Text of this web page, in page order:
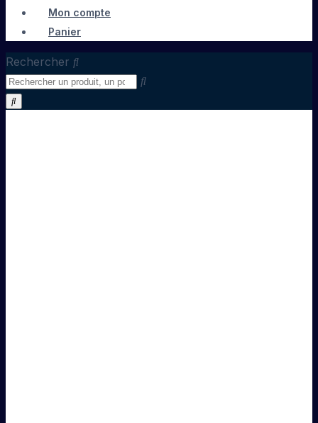
Mon compte
Panier
Rechercher